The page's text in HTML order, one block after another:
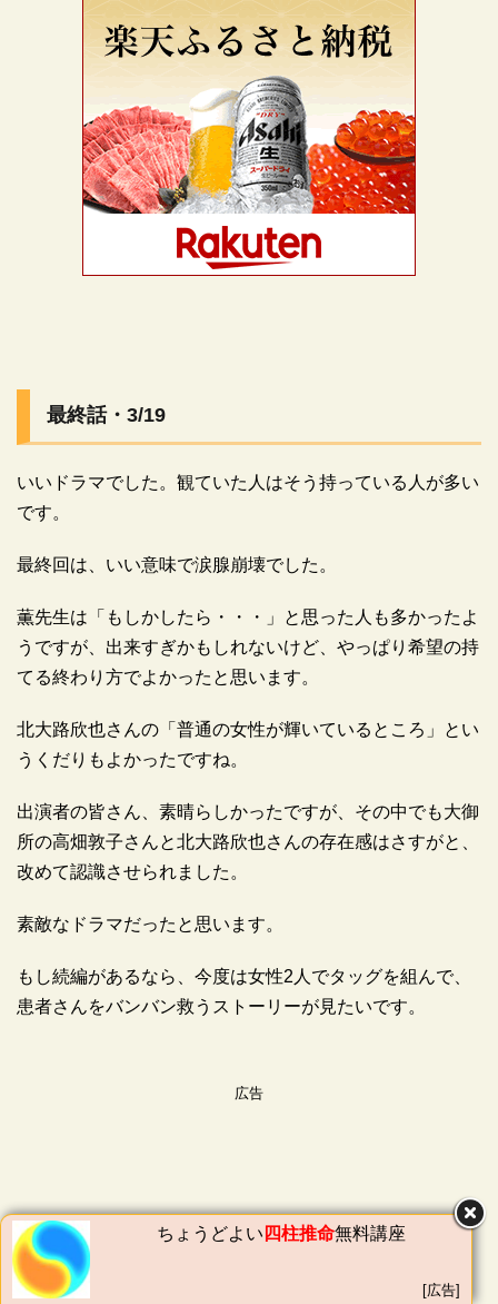
広告
広告
最終話・3/19
いいドラマでした。観ていた人はそう持っている人が多い
です。
最終回は、いい意味で涙腺崩壊でした。
薫先生は「もしかしたら・・・」と思った人も多かったよ
うですが、出来すぎかもしれないけど、やっぱり希望の持
てる終わり方でよかったと思います。
北大路欣也さんの「普通の女性が輝いているところ」とい
うくだりもよかったですね。
出演者の皆さん、素晴らしかったですが、その中でも大御
所の高畑敦子さんと北大路欣也さんの存在感はさすがと、
改めて認識させられました。
素敵なドラマだったと思います。
もし続編があるなら、今度は女性2人でタッグを組んで、
患者さんをバンバン救うストーリーが見たいです。
広告
ちょうどよい 四柱推命無料講座
[広告]